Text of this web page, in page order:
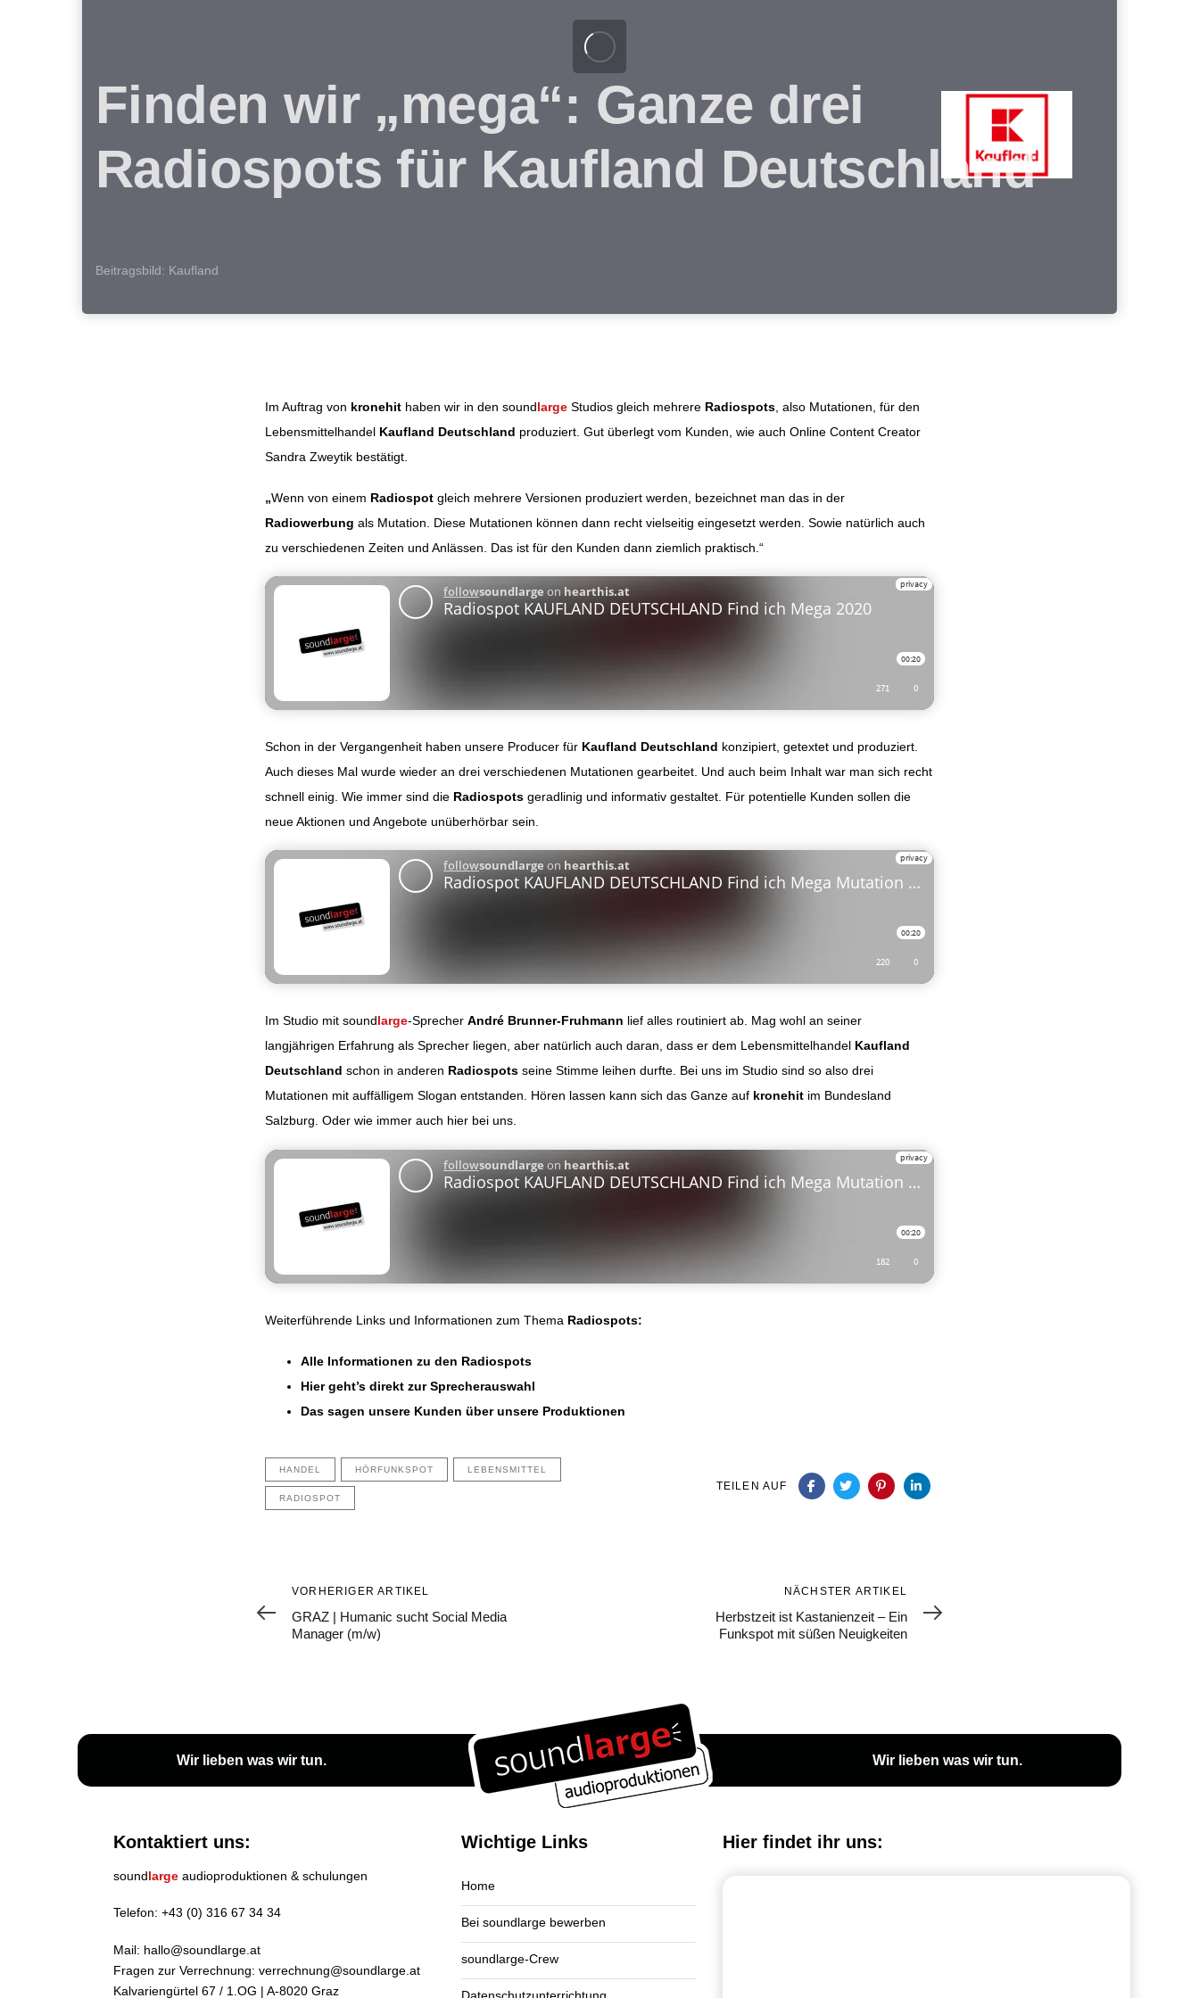
Finden wir „mega“: Ganze drei
Radiospots für Kaufland Deutschland
Beitragsbild: Kaufland
Im Auftrag von kronehit haben wir in den soundlarge Studios gleich mehrere Radiospots , also Mutationen, für den
Lebensmittelhandel Kaufland Deutschland produziert. Gut überlegt vom Kunden, wie auch Online Content Creator
Sandra Zweytik bestätigt.
„Wenn von einem Radiospot gleich mehrere Versionen produziert werden, bezeichnet man das in der
Radiowerbung als Mutation. Diese Mutationen können dann recht vielseitig eingesetzt werden. Sowie natürlich auch
zu verschiedenen Zeiten und Anlässen. Das ist für den Kunden dann ziemlich praktisch.“
Schon in der Vergangenheit haben unsere Producer für Kaufland Deutschland konzipiert, getextet und produziert.
Auch dieses Mal wurde wieder an drei verschiedenen Mutationen gearbeitet. Und auch beim Inhalt war man sich recht
schnell einig. Wie immer sind die Radiospots geradlinig und informativ gestaltet. Für potentielle Kunden sollen die
neue Aktionen und Angebote unüberhörbar sein.
Im Studio mit soundlarge-Sprecher André Brunner-Fruhmann lief alles routiniert ab. Mag wohl an seiner
langjährigen Erfahrung als Sprecher liegen, aber natürlich auch daran, dass er dem Lebensmittelhandel Kaufland
Deutschland schon in anderen Radiospots seine Stimme leihen durfte. Bei uns im Studio sind so also drei
Mutationen mit auffälligem Slogan entstanden. Hören lassen kann sich das Ganze auf kronehit im Bundesland
Salzburg. Oder wie immer auch hier bei uns.
Weiterführende Links und Informationen zum Thema Radiospots:
Alle Informationen zu den Radiospots
Hier geht’s direkt zur Sprecherauswahl
Das sagen unsere Kunden über unsere Produktionen
HANDEL HÖRFUNKSPOT LEBENSMITTEL
RADIOSPOT
TEILEN AUF
Beitragsnavigation
Vorheriger
Artikel
VORHERIGER ARTIKEL
GRAZ | Humanic sucht Social Media
Manager (m/w)
NÄCHSTER ARTIKEL
Herbstzeit ist Kastanienzeit – Ein
Funkspot mit süßen Neuigkeiten
Wir lieben was wir tun. Wir lieben was wir tun.
Kontaktiert uns:
soundlarge audioproduktionen & schulungen
Telefon: +43 (0) 316 67 34 34
Mail: hallo@soundlarge.at
Fragen zur Verrechnung: verrechnung@soundlarge.at
Kalvariengürtel 67 / 1.OG | A-8020 Graz
Wichtige Links
Home
Bei soundlarge bewerben
soundlarge-Crew
Hier findet ihr uns: